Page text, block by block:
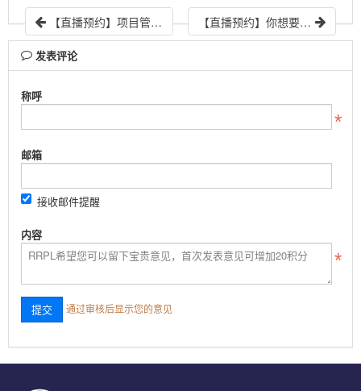
【直播预约】项目管理之“真心话大冒险” ｜ 践行者第28期 【直播预约】你想要的PMBOK7精华都在这里了 ｜ 践行者第30期
发表评论
称呼
邮箱
接收邮件提醒
内容
通过审核后显示您的意见